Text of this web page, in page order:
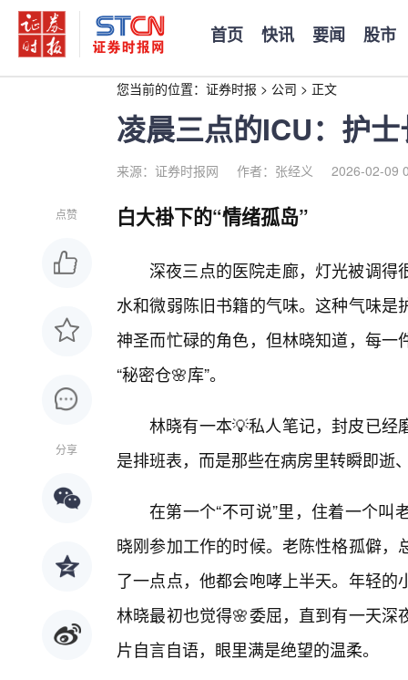
首页 快讯 要闻 股市
您当前的位置： 证券时报 > 公司 > 正文
凌晨三点的ICU：护
来源：证券时报网 作者：张经义 2026-02-09
点赞
分享
白大褂下的“情绪孤岛”
深夜三点的医院走廊，灯光被调
水和微弱陈旧书籍的气味。这种气味
神圣而忙碌的角色，但林晓知道，每
“秘密仓🌸库”。
林晓有一本💡私人笔记，封皮已经
是排班表，而是那些在病房里转瞬即逝
在第一个“不可说”里，住着一个
晓刚参加工作的时候。老陈性格孤僻
了一点点，他都会咆哮上半天。年轻
林晓最初也觉得🌸委屈，直到有一天
片自言自语，眼里满是绝望的温柔。